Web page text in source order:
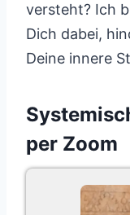
versteht? Ich
Dich dabei,
Deine innere
per Zoom